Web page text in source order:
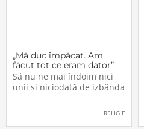
„Mă duc împăcat. Am
făcut tot ce eram dator”
Să nu ne mai îndoim nici
unii şi niciodată de izbânda
şi viitorul acestei sfinte
RELIGIE